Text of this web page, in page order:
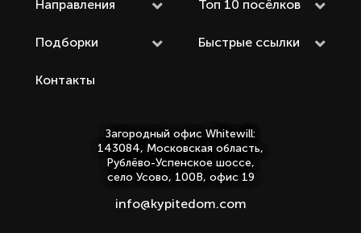
Направления Топ 10 посёлков
Подборки Быстрые ссылки
Контакты
Загородный офис Whitewill:
143084, Московская область,
Рублёво-Успенское шоссе,
село Усово, 100В, офис 19
info@kypitedom.com